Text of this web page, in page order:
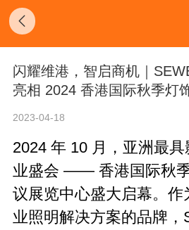
闪耀维港，智启商机｜
亮相 2024 香港国际秋季灯
2023-04-18
2024 年 10 月，亚洲最
业盛会 —— 香港国际秋
议展览中心盛大启幕。作
业照明解决方案的品牌，